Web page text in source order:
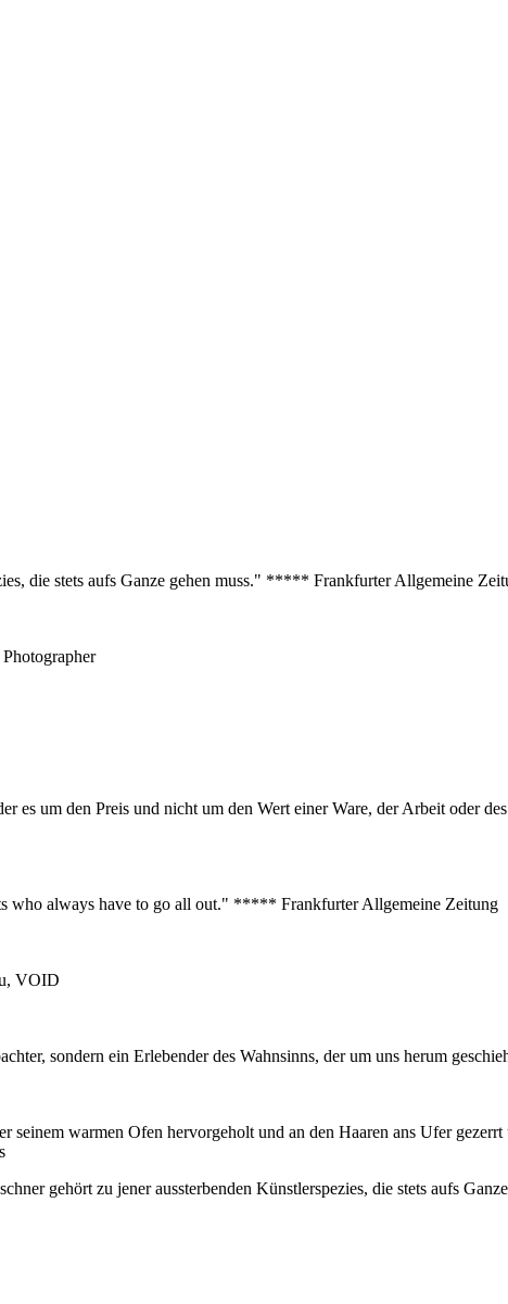
die stets aufs Ganze gehen muss." ***** Frankfurter Allgemeine
es um den Preis und nicht um den Wert einer Ware, der Arbeit oder
who always have to go all out." ***** Frankfurter Allgemeine Zeitung
VOID
sondern ein Erlebender des Wahnsinns, der um uns herum
seinem warmen Ofen hervorgeholt und an den Haaren ans Ufer
gehört zu jener aussterbenden Künstlerspezies, die stets aufs